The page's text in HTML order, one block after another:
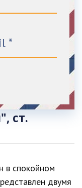
ст.
в спокойном
двумя